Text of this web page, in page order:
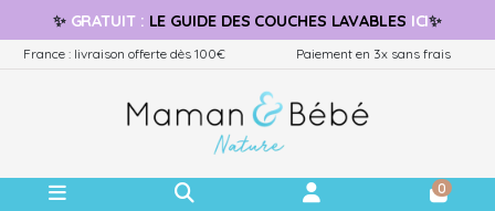
✨ GRATUIT: LE GUIDE DES COUCHES LAVABLES ICI✨
France : livraison offerte dès 100€ Paiement en 3x sans frais
0